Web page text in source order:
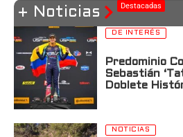
+ Noticias Destacadas
DE INTERÉS
Predominio
Sebastián
Doblete
NOTICIAS